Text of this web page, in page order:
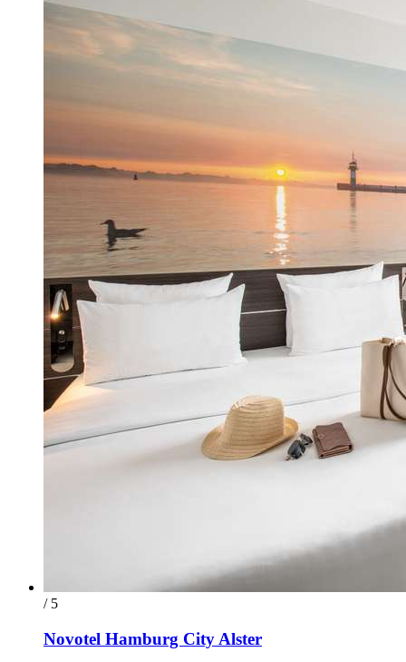
/ 5
Novotel Hamburg City Alster